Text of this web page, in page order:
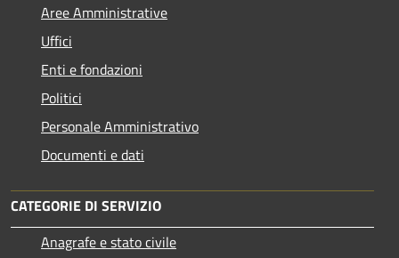
Aree Amministrative
Uffici
Enti e fondazioni
Politici
Personale Amministrativo
Documenti e dati
CATEGORIE DI SERVIZIO
Anagrafe e stato civile